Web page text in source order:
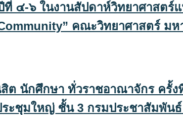
๔-๖ ในงานสัปดาห์วิทยาศาสตร์
คณะวิทยาศาสตร์ มห
ต นักศึกษา ทั่วราชอาณาจักร ครั้
ะชุมใหญ่ ชั้น 3 กรมประชาสัมพัน